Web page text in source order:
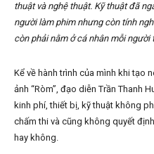
thuật và nghệ thuật. Kỹ thuật đã
người làm phim nhưng còn tính
còn phải nằm ở cá nhân mỗi người
Kể về hành trình của mình khi tạo
ảnh “Ròm”, đạo diễn Trần Thanh
kinh phí, thiết bị, kỹ thuật không
chấm thi và cũng không quyết
hay không.